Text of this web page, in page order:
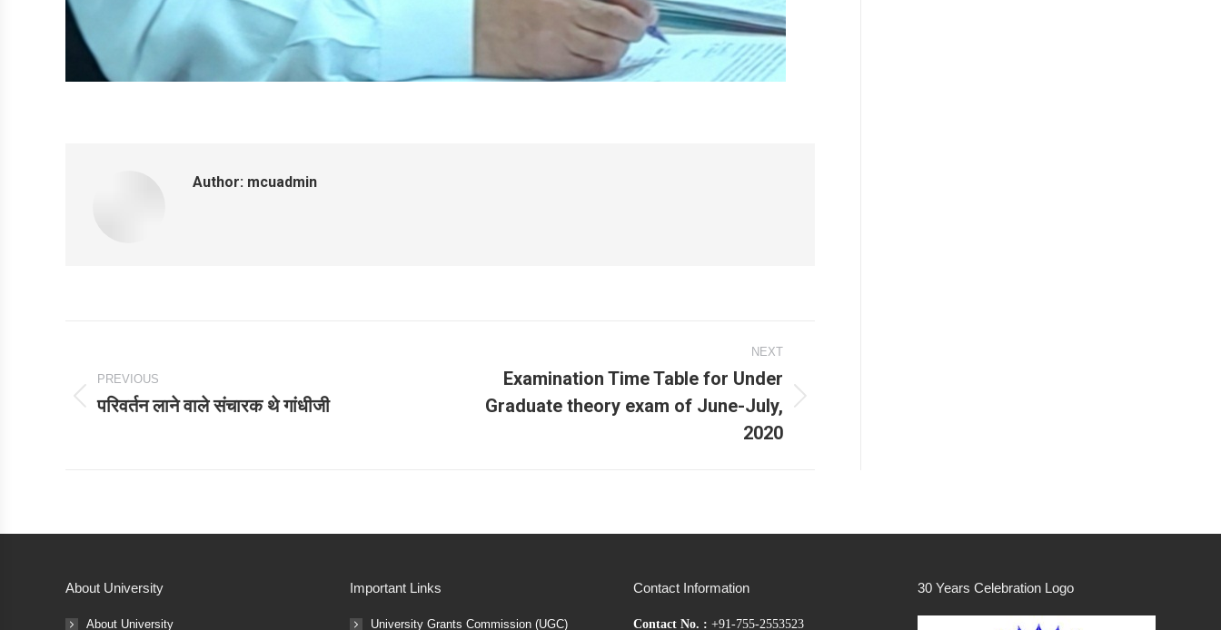
Author: mcuadmin
navigation
PREVIOUS
Previous
परिवर्तन लाने वाले संचारक थे गांधीजी
NEXT
Next
Examination Time Table for Under
Graduate theory exam of June-July,
2020
About University
About University
Important Links
University Grants Commission (UGC)
Contact Information
Contact No. : +91-755-2553523
30 Years Celebration Logo